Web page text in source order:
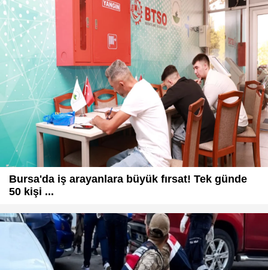
Bursa'da iş arayanlara büyük fırsat! Tek günde
50 kişi ...